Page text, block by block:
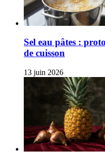
Sel eau pâtes :
de cuisson
13 juin 2026